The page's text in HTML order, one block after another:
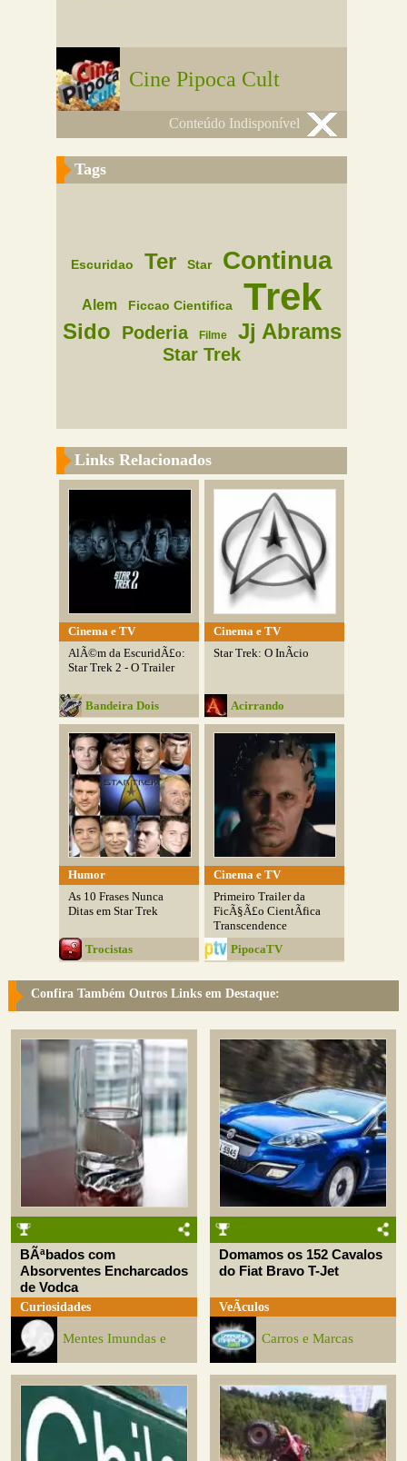
Cine Pipoca Cult
Conteúdo Indisponível
Tags
Escuridao Ter Star Continua
Alem Ficcao Cientifica Trek
Sido Poderia Filme Jj Abrams
Star Trek
Links Relacionados
Cinema e TV
AlÃ©m da EscuridÃ£o:
Star Trek 2 - O Trailer
Bandeira Dois
Cinema e TV
Star Trek: O InÃ­cio
Acirrando
Humor
As 10 Frases Nunca
Ditas em Star Trek
Trocistas
Cinema e TV
Primeiro Trailer da
FicÃ§Ã£o CientÃ­fica
Transcendence
PipocaTV
Confira Também Outros Links em Destaque:
BÃªbados com
Absorventes Encharcados
de Vodca
Curiosidades
Mentes Imundas e
Domamos os 152 Cavalos
do Fiat Bravo T-Jet
VeÃ­culos
Carros e Marcas